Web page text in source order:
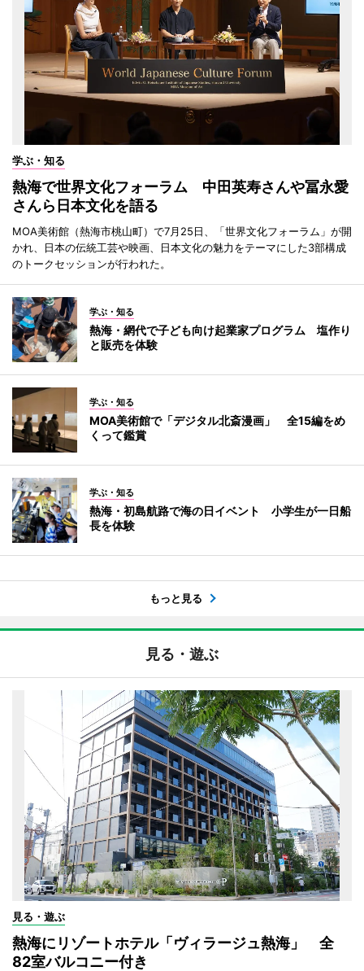
学ぶ・知る
熱海で世界文化フォーラム 中田英寿さんや冨永愛
さんら日本文化を語る
MOA美術館（熱海市桃山町）で7月25日、「世界文化フォーラム」が開
かれ、日本の伝統工芸や映画、日本文化の魅力をテーマにした3部構成
のトークセッションが行われた。
学ぶ・知る
熱海・網代で子ども向け起業家プログラム 塩作り
と販売を体験
学ぶ・知る
MOA美術館で「デジタル北斎漫画」 全15編をめ
くって鑑賞
学ぶ・知る
熱海・初島航路で海の日イベント 小学生が一日船
長を体験
もっと見る
見る・遊ぶ
見る・遊ぶ
熱海にリゾートホテル「ヴィラージュ熱海」 全
82室バルコニー付き